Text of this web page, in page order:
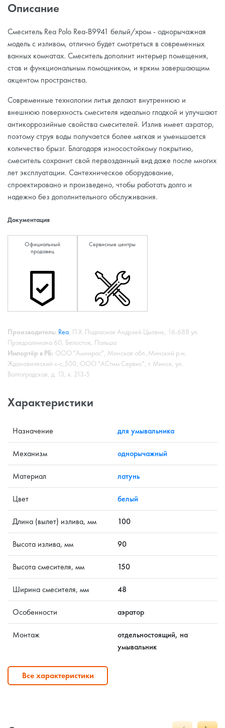
Описание
Смеситель Rea Polo Rea-B9941 белый/хром - однорычажная
модель с изливом, отлично будет смотреться в современных
ванных комнатах. Смеситель дополнит интерьер помещения,
став и функциональным помощником, и ярким завершающим
акцентом пространства.
Современные технологии литья делают внутреннюю и
внешнюю поверхность смесителя идеально гладкой и улучшают
антикоррозийные свойства смесителей. Излив имеет аэратор,
поэтому струя воды получается более мягкая и уменьшается
количество брызг. Благодаря износостойкому покрытию,
смеситель сохранит свой первозданный вид даже после многих
лет эксплуатации. Сантехническое оборудование,
спроектировано и произведено, чтобы работать долго и
надежно без дополнительного обслуживания.
Документация
Официальный
продавец
Сервисные центры
Производитель: Rea, П.Х. Подласиак Андрзей Цылвик, 16-688 ул.
Прзедзалниана 60, Белосток, Польша
Импортёр в РБ: ООО "Амнирас", Минская обл.,Минский р-н,
Ждановический с-с,500, ООО "АСтим Сервис", г. Минск, ул.
Волгоградская, д. 13, к. 213-5
Характеристики
Назначение для умывальника
Механизм однорычажный
Материал латунь
Цвет белый
Длина (вылет) излива, мм 100
Высота излива, мм 90
Высота смесителя, мм 150
Ширина смесителя, мм 48
Особенности аэратор
Монтаж
отдельностоящий, на
умывальник
Все характеристики